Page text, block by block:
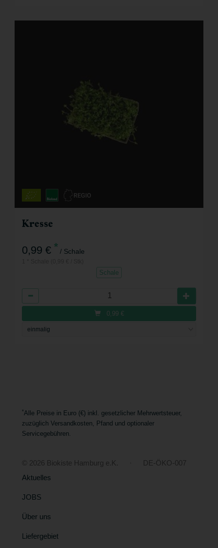
Kresse
0,99 € * / Schale
Schale
0,99 €
*Alle Preise in Euro (€) inkl. gesetzlicher Mehrwertsteuer,
zuzüglich Versandkosten, Pfand und optionaler
Servicegebühren.
© 2026 Biokiste Hamburg e.K. · DE-ÖKO-007
Aktuelles
JOBS
Über uns
Liefergebiet